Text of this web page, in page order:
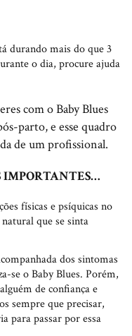
durando mais do que 3
o dia, procure ajuda
com o Baby Blues
parto, e esse quadro
de um profissional.
IMPORTANTES…
físicas e psíquicas no
que se sinta
dos sintomas
se o Baby Blues. Porém,
de confiança e
sempre que precisar,
para passar por essa